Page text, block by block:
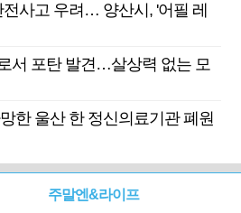
사고 우려… 양산시, '어필 레
서 포탄 발견…살상력 없는 모
한 울산 한 정신의료기관 폐원
주말엔&라이프